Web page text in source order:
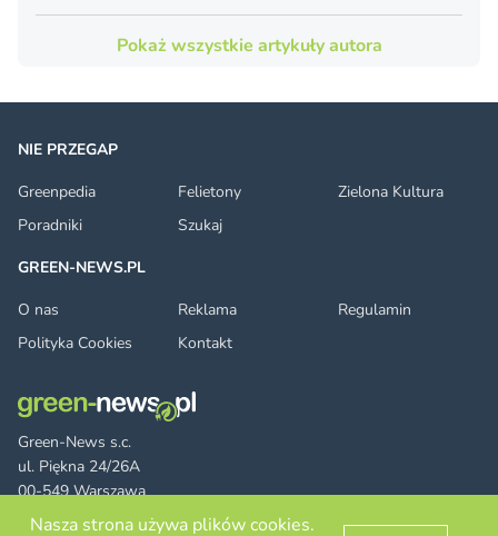
Pokaż wszystkie artykuły autora
Green-News s.c.
ul. Piękna 24/26A
00-549 Warszawa
NIE PRZEGAP
Greenpedia
Felietony
Zielona Kultura
Poradniki
Szukaj
GREEN-NEWS.PL
O nas
Reklama
Regulamin
Polityka Cookies
Kontakt
Nasza strona używa plików cookies.